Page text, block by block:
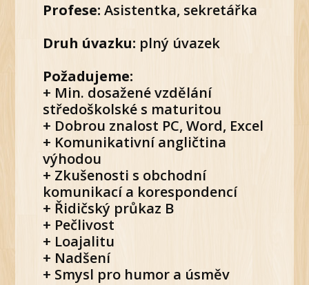
Profese: Asistentka, sekretářka
Druh úvazku: plný úvazek
Požadujeme:
+ Min. dosažené vzdělání
středoškolské s maturitou
+ Dobrou znalost PC, Word, Excel
+ Komunikativní angličtina
výhodou
+ Zkušenosti s obchodní
komunikací a korespondencí
+ Řidičský průkaz B
+ Pečlivost
+ Loajalitu
+ Nadšení
+ Smysl pro humor a úsměv